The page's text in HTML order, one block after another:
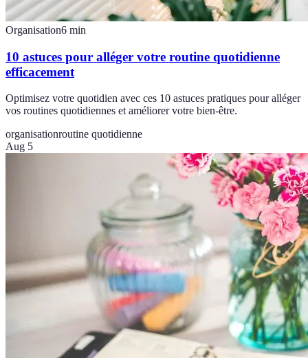
Organisation6 min
10 astuces pour alléger votre routine quotidienne
efficacement
Optimisez votre quotidien avec ces 10 astuces pratiques pour alléger
vos routines quotidiennes et améliorer votre bien-être.
organisationroutine quotidienne
Aug 5